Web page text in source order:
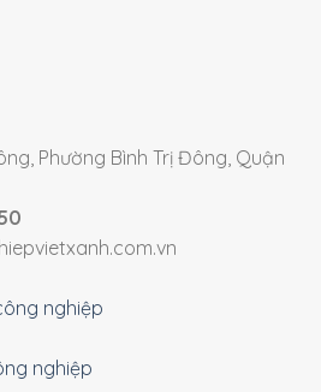
Phường Bình Trị Đông, Quận
nghiệp
nghiệp